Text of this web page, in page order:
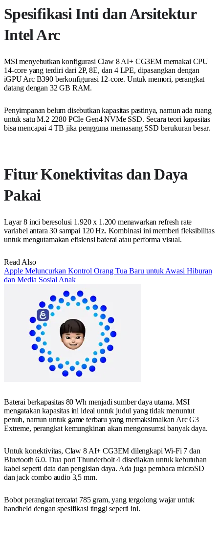
Spesifikasi Inti dan Arsitektur
Intel Arc
MSI menyebutkan konfigurasi Claw 8 AI+ CG3EM memakai CPU
14-core yang terdiri dari 2P, 8E, dan 4 LPE, dipasangkan dengan
iGPU Arc B390 berkonfigurasi 12-core. Untuk memori, perangkat
datang dengan 32 GB RAM.
Penyimpanan belum disebutkan kapasitas pastinya, namun ada ruang
untuk satu M.2 2280 PCIe Gen4 NVMe SSD. Secara teori kapasitas
bisa mencapai 4 TB jika pengguna memasang SSD berukuran besar.
Fitur Konektivitas dan Daya
Pakai
Layar 8 inci beresolusi 1.920 x 1.200 menawarkan refresh rate
variabel antara 30 sampai 120 Hz. Kombinasi ini memberi fleksibilitas
untuk mengutamakan efisiensi baterai atau performa visual.
Read Also
Apple Meluncurkan Kontrol Orang Tua Baru untuk Awasi Hiburan
dan Media Sosial Anak
Baterai berkapasitas 80 Wh menjadi sumber daya utama. MSI
mengatakan kapasitas ini ideal untuk judul yang tidak menuntut
penuh, namun untuk game terbaru yang memaksimalkan Arc G3
Extreme, perangkat kemungkinan akan mengonsumsi banyak daya.
Untuk konektivitas, Claw 8 AI+ CG3EM dilengkapi Wi-Fi 7 dan
Bluetooth 6.0. Dua port Thunderbolt 4 disediakan untuk kebutuhan
kabel seperti data dan pengisian daya. Ada juga pembaca microSD
dan jack combo audio 3,5 mm.
Bobot perangkat tercatat 785 gram, yang tergolong wajar untuk
handheld dengan spesifikasi tinggi seperti ini.